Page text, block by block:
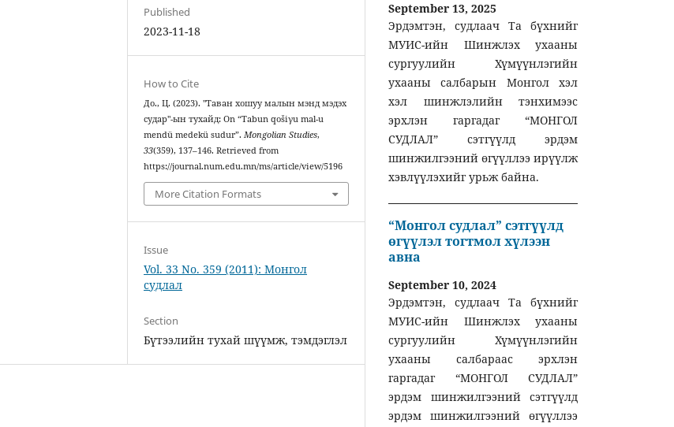
Published
2023-11-18
How to Cite
До., Ц. (2023). "Таван хошуу малын мэнд мэдэх
судар"-ын тухайд: On “Tabun qošiγu mal-u
mendü medekü sudur”. Mongolian Studies,
33(359), 137–146. Retrieved from
https://journal.num.edu.mn/ms/article/view/5196
More Citation Formats
Issue
Vol. 33 No. 359 (2011): Монгол
судлал
Section
Бүтээлийн тухай шүүмж, тэмдэглэл
September 13, 2025
Эрдэмтэн, судлаач Та бүхнийг
МУИС-ийн Шинжлэх ухааны
сургуулийн Хүмүүнлэгийн
ухааны салбарын Монгол хэл
хэл шинжлэлийн тэнхимээс
эрхлэн гаргадаг “МОНГОЛ
СУДЛАЛ” сэтгүүлд эрдэм
шинжилгээний өгүүллээ ирүүлж
хэвлүүлэхийг урьж байна.
“Монгол судлал” сэтгүүлд
өгүүлэл тогтмол хүлээн
авна
September 10, 2024
Эрдэмтэн, судлаач Та бүхнийг
МУИС-ийн Шинжлэх ухааны
сургуулийн Хүмүүнлэгийн
ухааны салбараас эрхлэн
гаргадаг “МОНГОЛ СУДЛАЛ”
эрдэм шинжилгээний сэтгүүлд
эрдэм шинжилгээний өгүүллээ